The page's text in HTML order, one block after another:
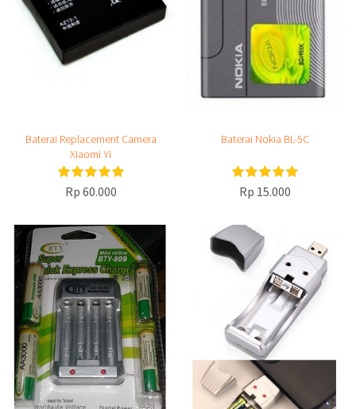
Baterai Replacement Camera
Xiaomi Yi
Rp 60.000
Baterai Nokia BL-5C
Rp 15.000